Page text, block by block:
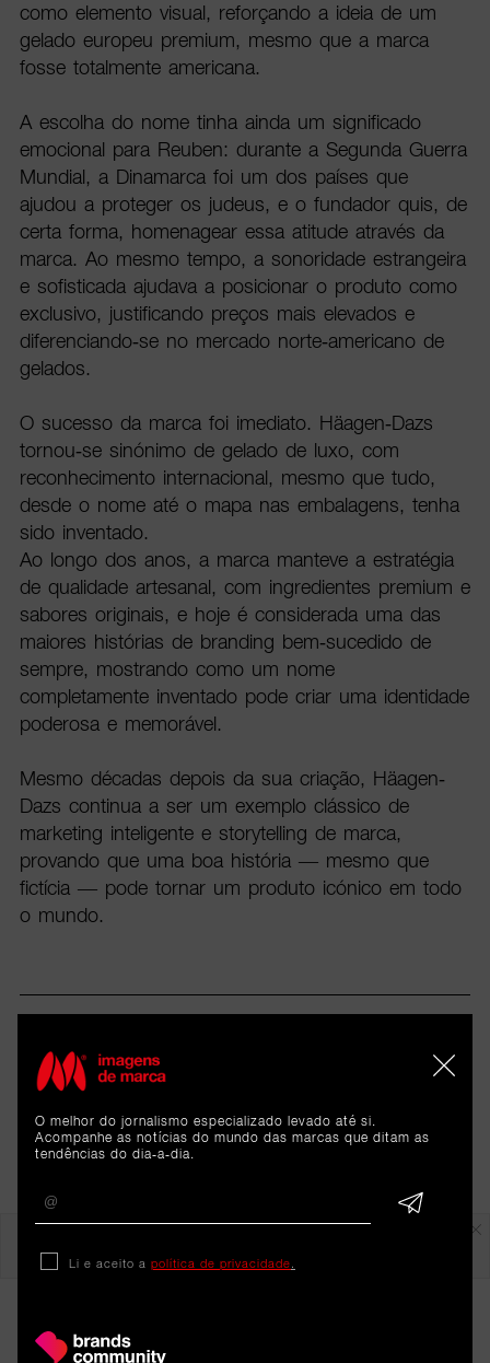
como elemento visual, reforçando a ideia de um
gelado europeu premium, mesmo que a marca
fosse totalmente americana.
A escolha do nome tinha ainda um significado
emocional para Reuben: durante a Segunda Guerra
Mundial, a Dinamarca foi um dos países que
ajudou a proteger os judeus, e o fundador quis, de
certa forma, homenagear essa atitude através da
marca. Ao mesmo tempo, a sonoridade estrangeira
e sofisticada ajudava a posicionar o produto como
exclusivo, justificando preços mais elevados e
diferenciando-se no mercado norte-americano de
gelados.
O sucesso da marca foi imediato. Häagen-Dazs
tornou-se sinónimo de gelado de luxo, com
reconhecimento internacional, mesmo que tudo,
desde o nome até o mapa nas embalagens, tenha
sido inventado.
Ao longo dos anos, a marca manteve a estratégia
de qualidade artesanal, com ingredientes premium e
sabores originais, e hoje é considerada uma das
maiores histórias de branding bem-sucedido de
sempre, mostrando como um nome
completamente inventado pode criar uma identidade
poderosa e memorável.
Mesmo décadas depois da sua criação, Häagen-
Dazs continua a ser um exemplo clássico de
marketing inteligente e storytelling de marca,
provando que uma boa história — mesmo que
fictícia — pode tornar um produto icónico em todo
o mundo.
Em destaque
O melhor do jornalismo especializado levado até si.
Acompanhe as notícias do mundo das marcas que ditam as
tendências do dia-a-dia.
Li e aceito a política de privacidade.